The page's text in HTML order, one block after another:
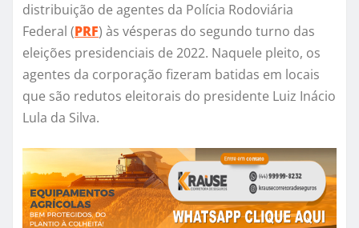
distribuição de agentes da Polícia Rodoviária
Federal (PRF) às vésperas do segundo turno das
eleições presidenciais de 2022. Naquele pleito, os
agentes da corporação fizeram batidas em locais
que são redutos eleitorais do presidente Luiz Inácio
Lula da Silva.